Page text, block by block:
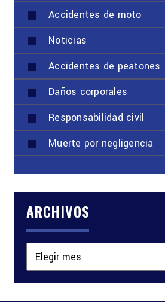
Accidentes de moto
Noticias
Accidentes de peatones
Daños corporales
Responsabilidad civil
Muerte por negligencia
ARCHIVOS